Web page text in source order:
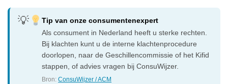
Tip van onze consumentenexpert
Als consument in Nederland heeft u sterke rechten.
Bij klachten kunt u de interne klachtenprocedure
doorlopen, naar de Geschillencommissie of het Kifid
stappen, of advies vragen bij ConsuWijzer.
Bron:ConsuWijzer / ACM